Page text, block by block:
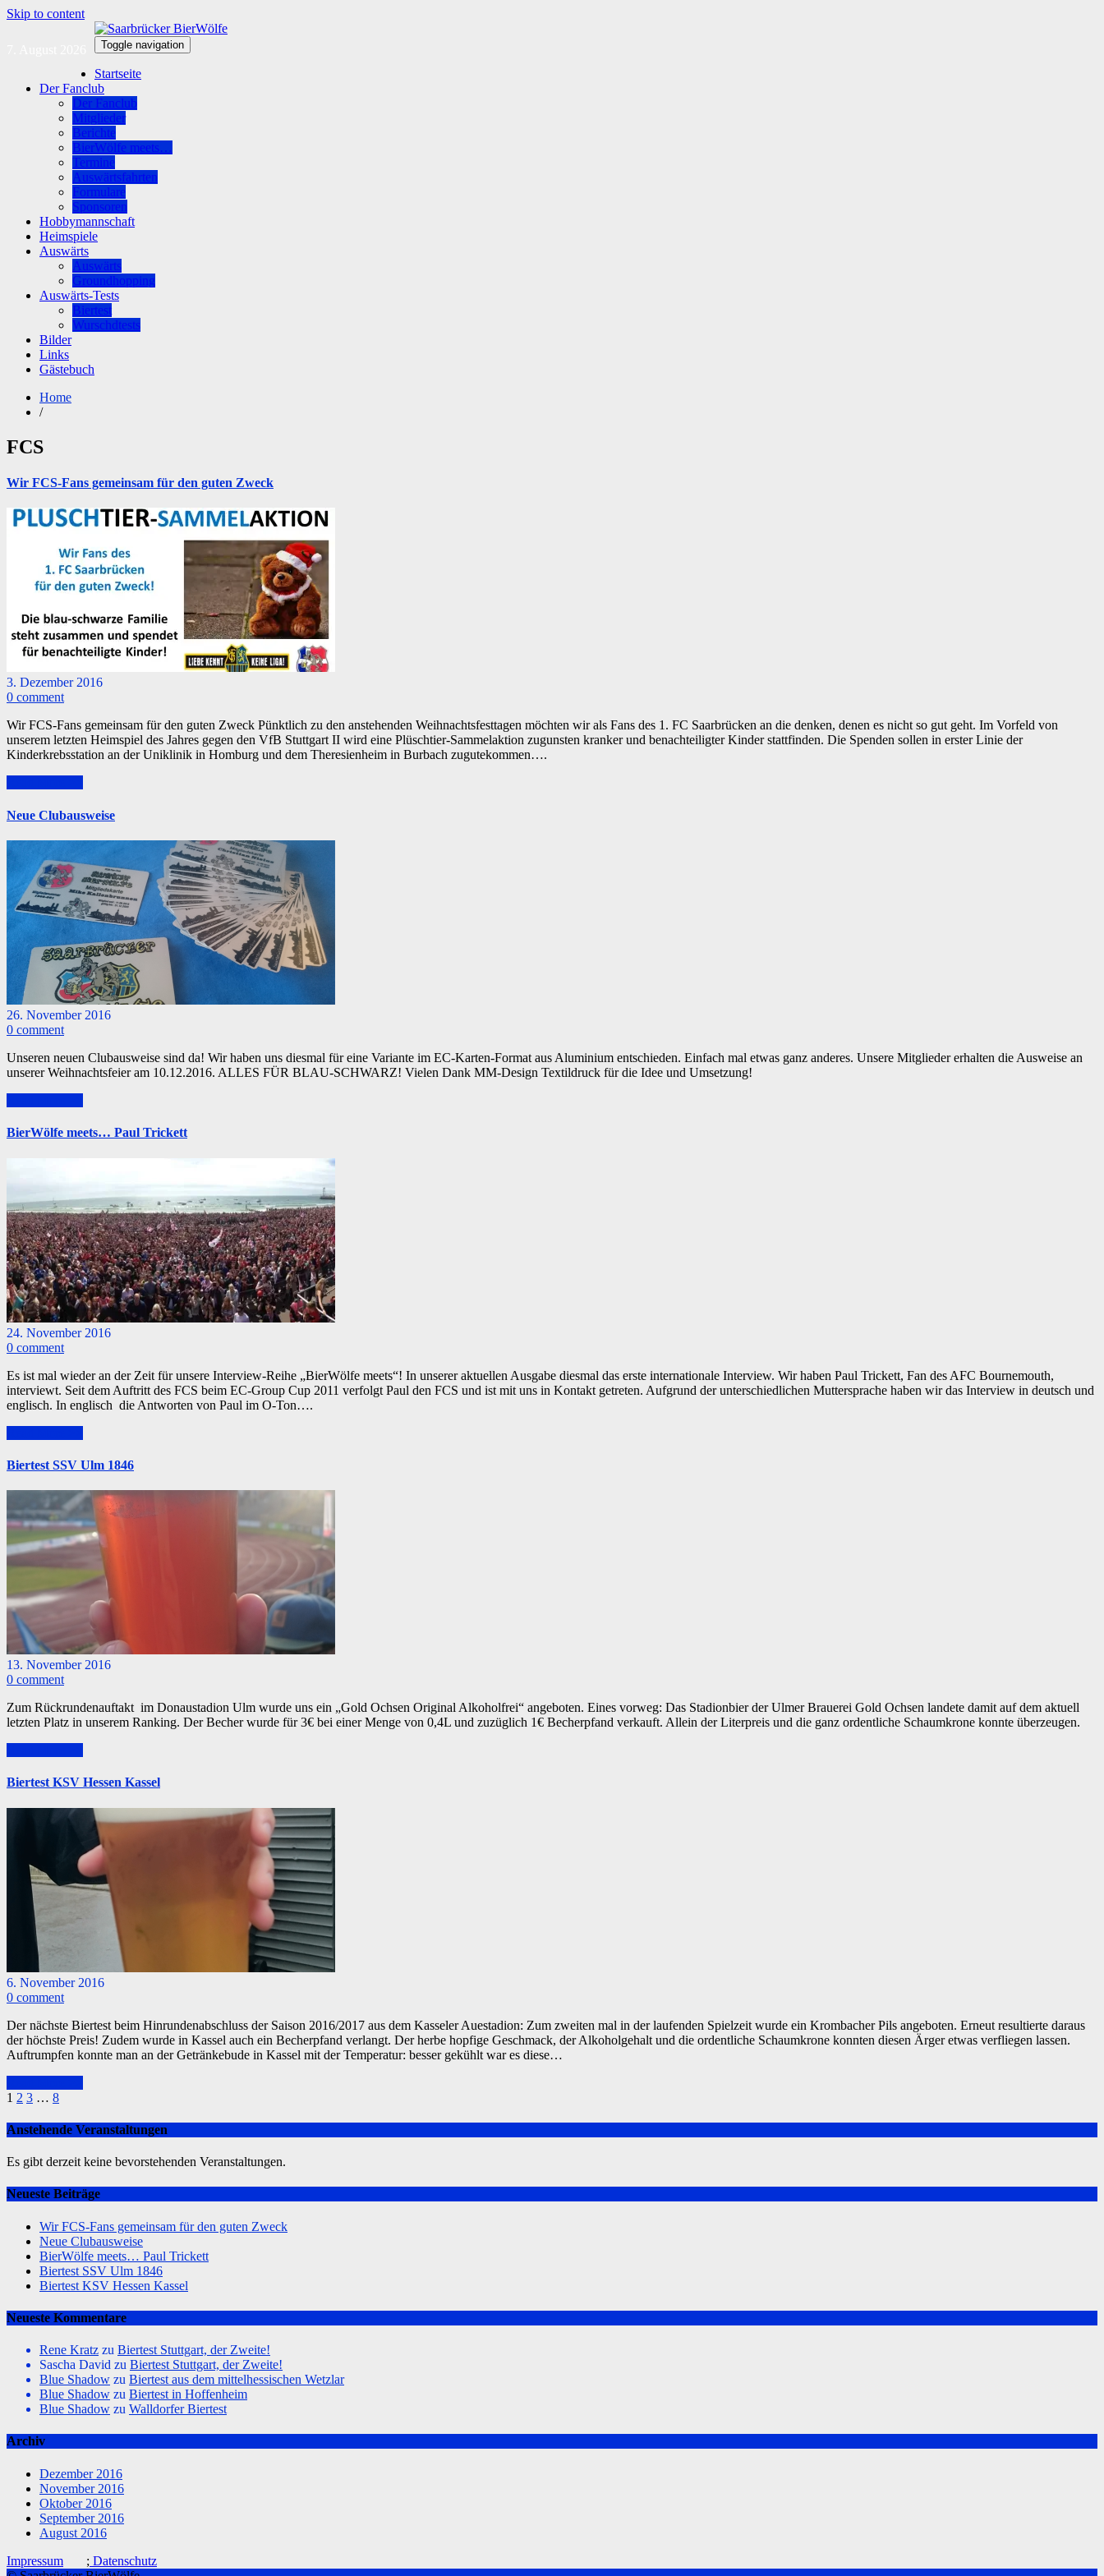
Skip to content
Toggle navigation
Startseite
Der Fanclub
Der Fanclub
Mitglieder
Berichte
BierWölfe meets…
Termine
Auswärtsfahrten
Formulare
Sponsoren
Hobbymannschaft
Heimspiele
Auswärts
Auswärts
Groundhopping
Auswärts-Tests
Biertest
Wurschdtests
Bilder
Links
Gästebuch
Home
/
FCS
Wir FCS-Fans gemeinsam für den guten Zweck
3. Dezember 2016
0 comment
Wir FCS-Fans gemeinsam für den guten Zweck Pünktlich zu den anstehenden Weihnachtsfesttagen möchten wir als Fans des 1. FC Saarbrücken an die denken, denen es nicht so gut geht. Im Vorfeld von
unserem letzten Heimspiel des Jahres gegen den VfB Stuttgart II wird eine Plüschtier-Sammelaktion zugunsten kranker und benachteiligter Kinder stattfinden. Die Spenden sollen in erster Linie der
Kinderkrebsstation an der Uniklinik in Homburg und dem Theresienheim in Burbach zugutekommen….
Neue Clubausweise
26. November 2016
0 comment
Unseren neuen Clubausweise sind da! Wir haben uns diesmal für eine Variante im EC-Karten-Format aus Aluminium entschieden. Einfach mal etwas ganz anderes. Unsere Mitglieder erhalten die Ausweise an
unserer Weihnachtsfeier am 10.12.2016. ALLES FÜR BLAU-SCHWARZ! Vielen Dank MM-Design Textildruck für die Idee und Umsetzung!
BierWölfe meets… Paul Trickett
24. November 2016
0 comment
Es ist mal wieder an der Zeit für unsere Interview-Reihe „BierWölfe meets“! In unserer aktuellen Ausgabe diesmal das erste internationale Interview. Wir haben Paul Trickett, Fan des AFC Bournemouth,
interviewt. Seit dem Auftritt des FCS beim EC-Group Cup 2011 verfolgt Paul den FCS und ist mit uns in Kontakt getreten. Aufgrund der unterschiedlichen Muttersprache haben wir das Interview in deutsch und
englisch. In englisch die Antworten von Paul im O-Ton….
Biertest SSV Ulm 1846
13. November 2016
0 comment
Zum Rückrundenauftakt im Donaustadion Ulm wurde uns ein „Gold Ochsen Original Alkoholfrei“ angeboten. Eines vorweg: Das Stadionbier der Ulmer Brauerei Gold Ochsen landete damit auf dem aktuell
letzten Platz in unserem Ranking. Der Becher wurde für 3€ bei einer Menge von 0,4L und zuzüglich 1€ Becherpfand verkauft. Allein der Literpreis und die ganz ordentliche Schaumkrone konnte überzeugen.
Biertest KSV Hessen Kassel
6. November 2016
0 comment
Der nächste Biertest beim Hinrundenabschluss der Saison 2016/2017 aus dem Kasseler Auestadion: Zum zweiten mal in der laufenden Spielzeit wurde ein Krombacher Pils angeboten. Erneut resultierte daraus
der höchste Preis! Zudem wurde in Kassel auch ein Becherpfand verlangt. Der herbe hopfige Geschmack, der Alkoholgehalt und die ordentliche Schaumkrone konnten diesen Ärger etwas verfliegen lassen.
Auftrumpfen konnte man an der Getränkebude in Kassel mit der Temperatur: besser gekühlt war es diese…
1 2 3 … 8
Anstehende Veranstaltungen
Es gibt derzeit keine bevorstehenden Veranstaltungen.
Neueste Beiträge
Wir FCS-Fans gemeinsam für den guten Zweck
Neue Clubausweise
BierWölfe meets… Paul Trickett
Biertest SSV Ulm 1846
Biertest KSV Hessen Kassel
Neueste Kommentare
Rene Kratz zu Biertest Stuttgart, der Zweite!
Sascha David zu Biertest Stuttgart, der Zweite!
Blue Shadow zu Biertest aus dem mittelhessischen Wetzlar
Blue Shadow zu Biertest in Hoffenheim
Blue Shadow zu Walldorfer Biertest
Archiv
Dezember 2016
November 2016
Oktober 2016
September 2016
August 2016
Impressum ; Datenschutz